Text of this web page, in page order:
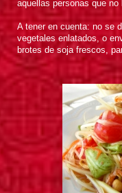
aquellas personas que
A tener en cuenta: no se
vegetales enlatados, o
brotes de soja frescos,